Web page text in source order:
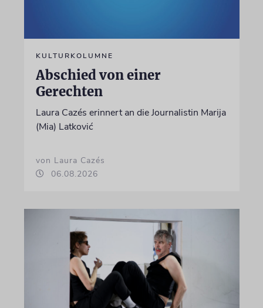
KULTURKOLUMNE
Abschied von einer
Gerechten
Laura Cazés erinnert an die Journalistin Marija
(Mia) Latković
von Laura Cazés
06.08.2026